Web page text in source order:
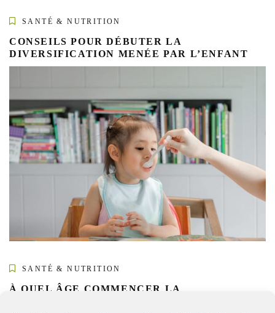
SANTÉ & NUTRITION
CONSEILS POUR DÉBUTER LA
DIVERSIFICATION MENÉE PAR L’ENFANT
SANTÉ & NUTRITION
À QUEL ÂGE COMMENCER LA